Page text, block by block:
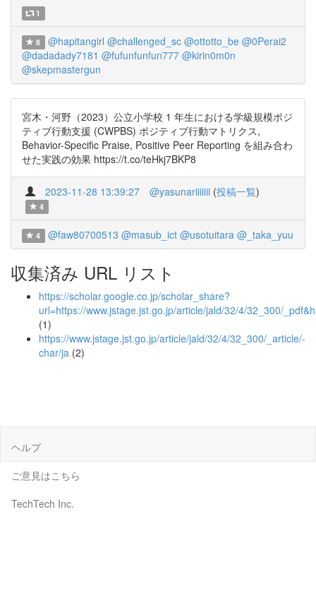
1
8 @hapitangirl @challenged_sc @ottotto_be @0Perai2
@dadadady7181 @fufunfunfun777 @kirin0m0n
@skepmastergun
宮木・河野（2023）公立小学校 1 年生における学級規模ポジ
ティブ行動支援 (CWPBS) ポジティブ行動マトリクス,
Behavior-Specific Praise, Positive Peer Reporting を組み合わ
せた実践の効果 https://t.co/teHkj7BKP8
2023-11-28 13:39:27 @yasunariiiiiii (投稿一覧)
4
4 @faw80700513 @masub_ict @usotuitara @_taka_yuu
収集済み URL リスト
https://scholar.google.co.jp/scholar_share?
url=https://www.jstage.jst.go.jp/article/jald/32/4/32_300/
(1)
https://www.jstage.jst.go.jp/article/jald/32/4/32_300/_article/-
char/ja (2)
ヘルプ
ご意見はこちら
TechTech Inc.